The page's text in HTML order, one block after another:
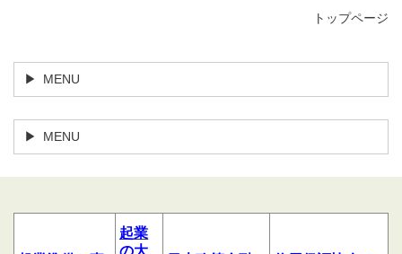
トップページ
MENU
MENU
起業
の大